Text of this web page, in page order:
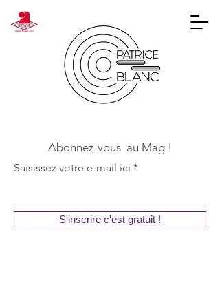
Abonnez-vous au Mag !
Saisissez votre e-mail ici
S'inscrire c'est gratuit !